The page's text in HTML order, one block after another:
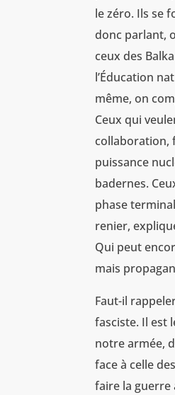
le zéro. Ils se
donc parlant,
ceux des
l’Éducation
même, on
Ceux qui
collaboration,
puissance
badernes.
phase
renier,
Qui peut
mais
Faut-il
fasciste. Il est
notre armée,
face à celle
faire la guerre